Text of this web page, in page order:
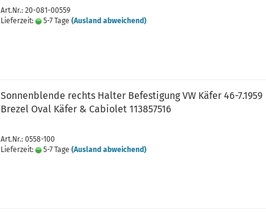
Art.Nr.: 20-081-00559
Lieferzeit:
5-7 Tage (Ausland abweichend)
Sonnenblende rechts Halter Befestigung VW Käfer 46-7.1959
Brezel Oval Käfer & Cabiolet 113857516
Art.Nr.: 0558-100
Lieferzeit:
5-7 Tage (Ausland abweichend)